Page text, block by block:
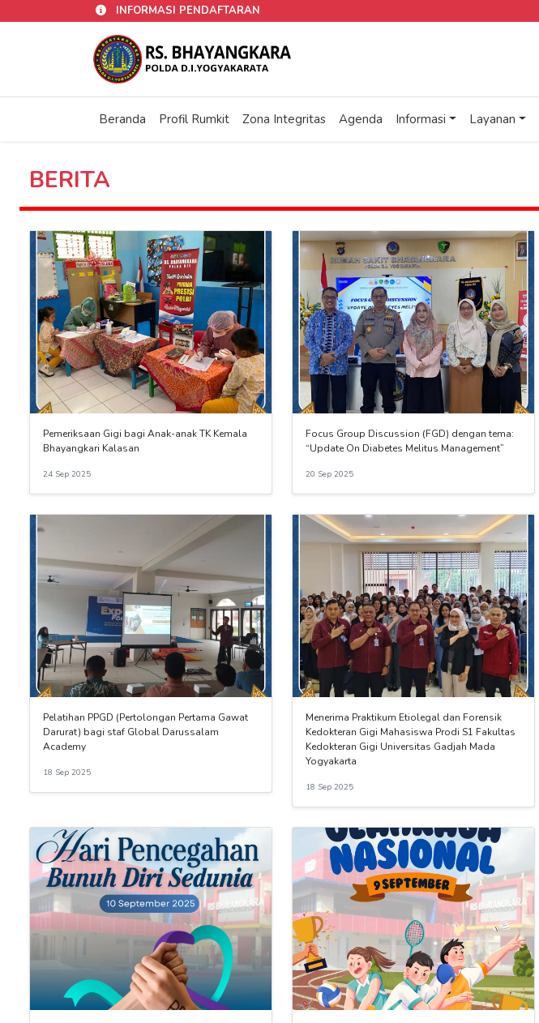
INFORMASI PENDAFTARAN
Beranda Profil Rumkit Zona Integritas Agenda Informasi Layanan
BERITA
Pemeriksaan Gigi bagi Anak-anak TK Kemala
Bhayangkari Kalasan
24 Sep 2025
Focus Group Discussion (FGD) dengan tema:
“Update On Diabetes Melitus Management”
20 Sep 2025
Pelatihan PPGD (Pertolongan Pertama Gawat
Darurat) bagi staf Global Darussalam
Academy
18 Sep 2025
Menerima Praktikum Etiolegal dan Forensik
Kedokteran Gigi Mahasiswa Prodi S1 Fakultas
Kedokteran Gigi Universitas Gadjah Mada
Yogyakarta
18 Sep 2025